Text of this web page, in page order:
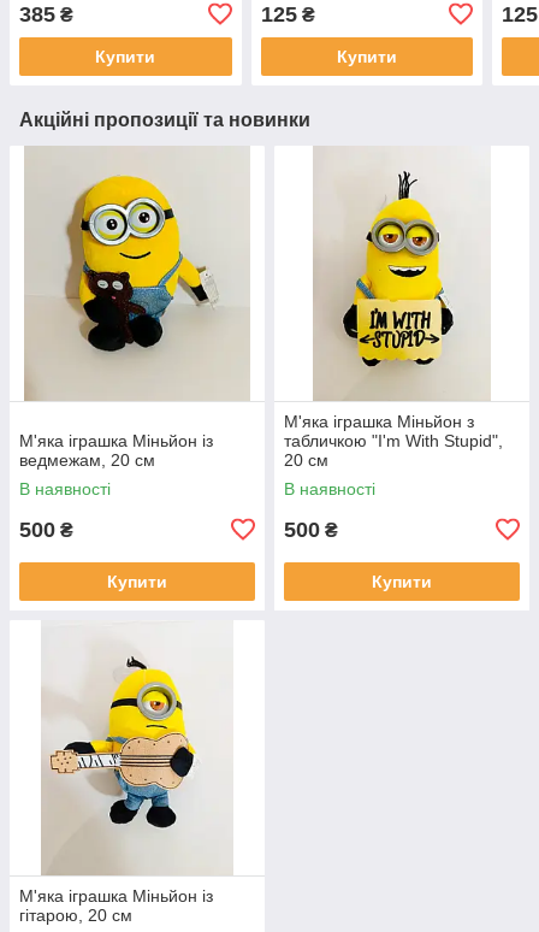
385 ₴
Купити
125₴
Купити
125
Акційні пропозиції та новинки
М'яка іграшка Міньйон із
ведмежам, 20 см
В наявності
500 ₴
Купити
М'яка іграшка Міньйон з
табличкою "I'm With Stupid",
20 см
В наявності
500 ₴
Купити
М'яка іграшка Міньйон із
гітарою, 20 см